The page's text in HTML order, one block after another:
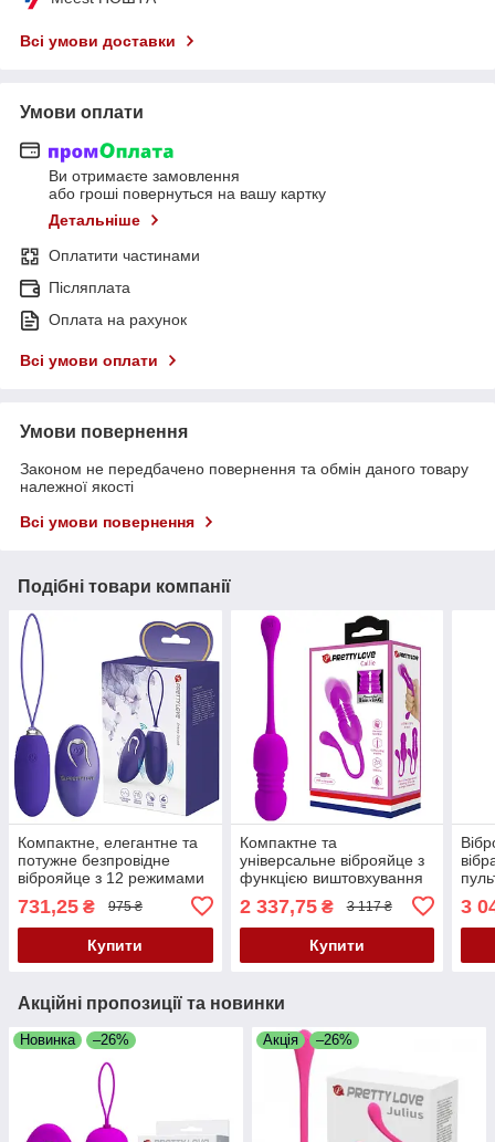
Всі умови доставки
Умови оплати
Ви отримаєте замовлення
або гроші повернуться на вашу картку
Детальніше
Оплатити частинами
Післяплата
Оплата на рахунок
Всі умови оплати
Умови повернення
Законом не передбачено повернення та обмін даного товару
належної якості
Всі умови повернення
Подібні товари компанії
Компактне, елегантне та
потужне безпровідне
віброяйце з 12 режимами
вібрації Pretty Love Jenny-
Youth Wireless Egg Blue
731,25 ₴ 975 ₴
Купити
Компактне та
універсальне віброяйце з
функцією виштовхування
та пам’яттю режимів Pretty
Love Callie Thrusting
Stimulator Purple
2 337,75₴ 3 117 ₴
Купити
3
Акційні пропозиції та новинки
Новинка –26% Акція –26%